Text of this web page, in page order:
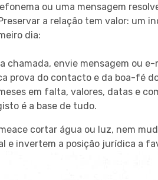
ou uma mensagem
a relação tem valor: um
dia:
chamada, envie mensagem ou
prova do contacto e da boa-fé
em falta, valores, datas e
é a base de tudo.
cortar água ou luz, nem
e invertem a posição jurídica a